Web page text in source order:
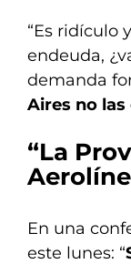
“Es ridículo
endeuda,
demanda
Aires no
“La
En una
este lunes: “